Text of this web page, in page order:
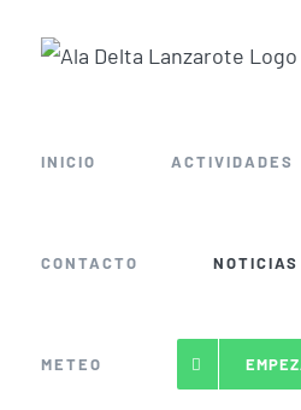
INICIO ACTIVIDADES
CONTACTO NOTICIAS
METEO